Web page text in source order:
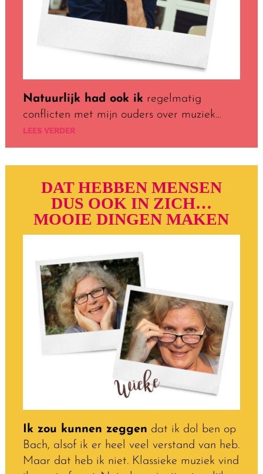
Natuurlijk had ook ikregelmatig
conflicten met mijn ouders over muziek…
LEES VERDER
DAT HEBBEN MENSEN
DUS OOK IN ZICH…
MOOIE DINGEN MAKEN
Ik zou kunnen zeggen dat ik dol ben op
Bach, alsof ik er heel veel verstand van heb.
Maar dat heb ik niet. Klassieke muziek vind